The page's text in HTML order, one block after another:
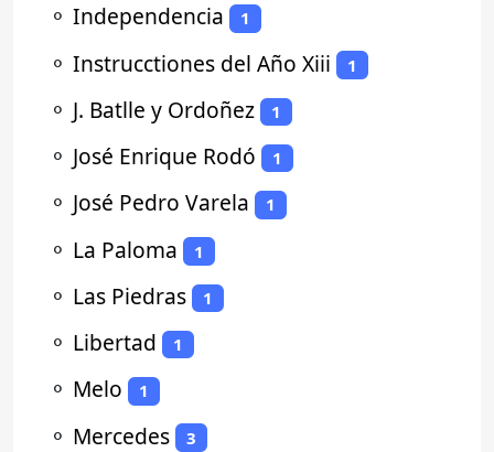
⚬ Independencia 1
⚬ Instrucctiones del Año Xiii 1
⚬ J. Batlle y Ordoñez 1
⚬ José Enrique Rodó 1
⚬ José Pedro Varela 1
⚬ La Paloma 1
⚬ Las Piedras 1
⚬ Libertad 1
⚬ Melo 1
⚬ Mercedes 3